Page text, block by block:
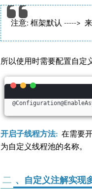
注意: 框架默认 ----->
所以使用时需要配置自定
开启子线程方法: 在需要
为自定义线程池的名称。
二 、自定义注解实现